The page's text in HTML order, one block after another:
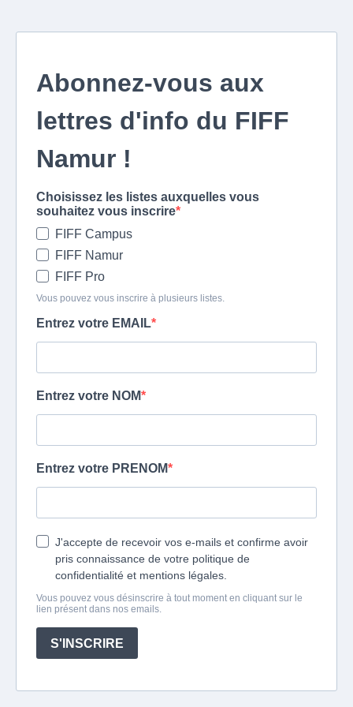
Abonnez-vous aux
lettres d'info du FIFF
Namur !
Choisissez les listes auxquelles vous
souhaitez vous inscrire
FIFF Campus
FIFF Namur
FIFF Pro
Vous pouvez vous inscrire à plusieurs listes.
Entrez votre EMAIL
Entrez votre NOM
Entrez votre PRENOM
J'accepte de recevoir vos e-mails et confirme avoir
pris connaissance de votre politique de
confidentialité et mentions légales.
Vous pouvez vous désinscrire à tout moment en cliquant sur le
lien présent dans nos emails.
S'INSCRIRE